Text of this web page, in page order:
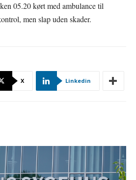
05.20 kørt med ambulance til
men slap uden skader.
X Linkedin